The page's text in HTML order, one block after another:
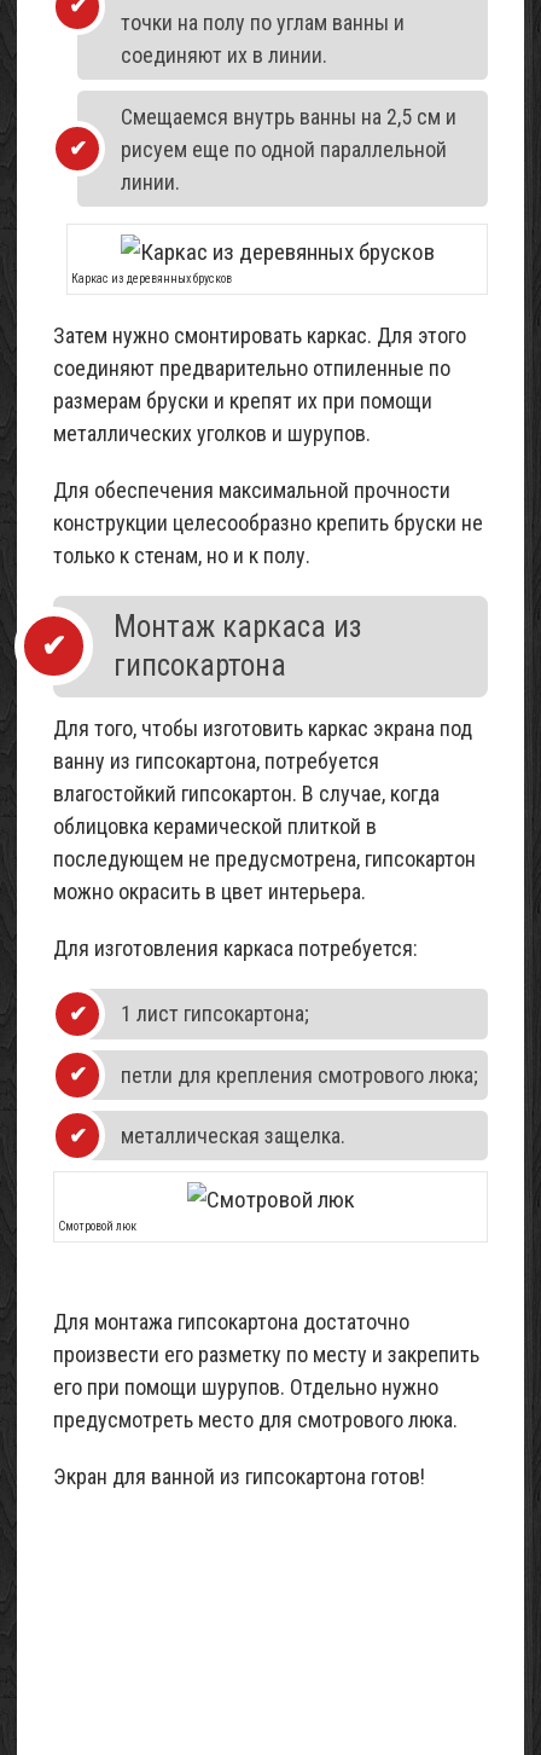
точки на полу по углам ванны и
соединяют их в линии.
Смещаемся внутрь ванны на 2,5 см и
рисуем еще по одной параллельной
линии.
Каркас из деревянных брусков
Затем нужно смонтировать каркас. Для этого
соединяют предварительно отпиленные по
размерам бруски и крепят их при помощи
металлических уголков и шурупов.
Для обеспечения максимальной прочности
конструкции целесообразно крепить бруски не
только к стенам, но и к полу.
Монтаж каркаса из
гипсокартона
Для того, чтобы изготовить каркас экрана под
ванну из гипсокартона, потребуется
влагостойкий гипсокартон. В случае, когда
облицовка керамической плиткой в
последующем не предусмотрена, гипсокартон
можно окрасить в цвет интерьера.
Для изготовления каркаса потребуется:
1 лист гипсокартона;
петли для крепления смотрового люка;
металлическая защелка.
Смотровой люк
Для монтажа гипсокартона достаточно
произвести его разметку по месту и закрепить
его при помощи шурупов. Отдельно нужно
предусмотреть место для смотрового люка.
Экран для ванной из гипсокартона готов!